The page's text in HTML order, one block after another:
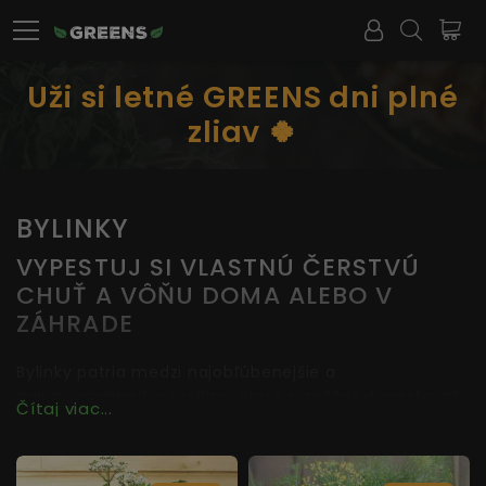
Uži si letné GREENS dni plné
zliav 🍀
BYLINKY
VYPESTUJ SI VLASTNÚ ČERSTVÚ
CHUŤ A VÔŇU DOMA ALEBO V
ZÁHRADE
najuniverzálnejšie rastliny, ktoré si môžeš dopestovať
priamo doma, na balkóne, parapete či v záhrade. V
aj menej známych byliniek , ktoré sú ideálne na
Čítaj viac...